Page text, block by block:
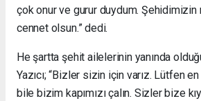
çok onur ve gurur duydum. Şehidimizin
cennet olsun.” dedi.
He şartta şehit ailelerinin yanında
Yazıcı; “Bizler sizin için varız. Lütfen
bile bizim kapımızı çalın. Sizler bize